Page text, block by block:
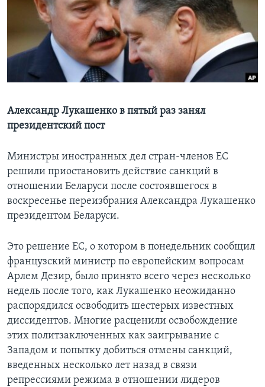
Learning English
СОЦИАЛЬНЫЕ СЕТИ
Языки
Александр Лукашенко в пятый раз занял
президентский пост
Министры иностранных дел стран-членов ЕС
решили приостановить действие санкций в
отношении Беларуси после состоявшегося в
воскресенье переизбрания Александра Лукашенко
президентом Беларуси.
Это решение ЕС, о котором в понедельник сообщил
французский министр по европейским вопросам
Арлем Дезир, было принято всего через несколько
недель после того, как Лукашенко неожиданно
распорядился освободить шестерых известных
диссидентов. Многие расценили освобождение
этих политзаключенных как заигрывание с
Западом и попытку добиться отмены санкций,
введенных несколько лет назад в связи
репрессиями режима в отношении лидеров